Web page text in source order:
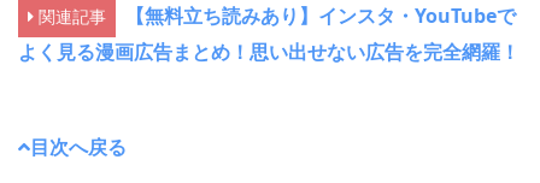
関連記事
【無料立ち読みあり】インスタ・YouTubeで
よく見る漫画広告まとめ！思い出せない広告を完全網羅！
目次へ戻る